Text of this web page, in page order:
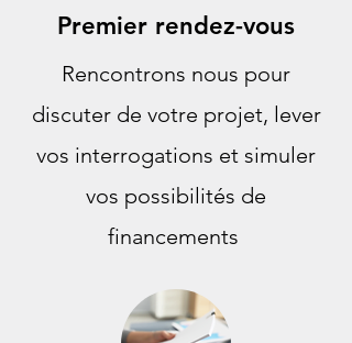
Premier rendez-vous
Rencontrons nous pour
discuter de votre projet, lever
vos interrogations et simuler
vos possibilités de
financements